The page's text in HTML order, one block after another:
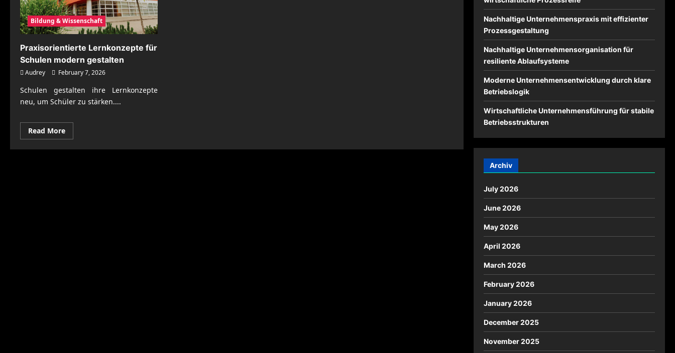
Bildung & Wissenschaft
Praxisorientierte Lernkonzepte für
Schulen modern gestalten
Audrey February 7, 2026
Schulen gestalten ihre Lernkonzepte
neu, um Schüler zu stärken....
Read MoreRead
more
Praxisorientierte
Nachhaltige Unternehmenspraxis mit effizienter
Prozessgestaltung
Nachhaltige Unternehmensorganisation für
resiliente Ablaufsysteme
Moderne Unternehmensentwicklung durch klare
Betriebslogik
Wirtschaftliche Unternehmensführung für stabile
Betriebsstrukturen
Archiv
July 2026
June 2026
May 2026
April 2026
March 2026
February 2026
January 2026
December 2025
November 2025